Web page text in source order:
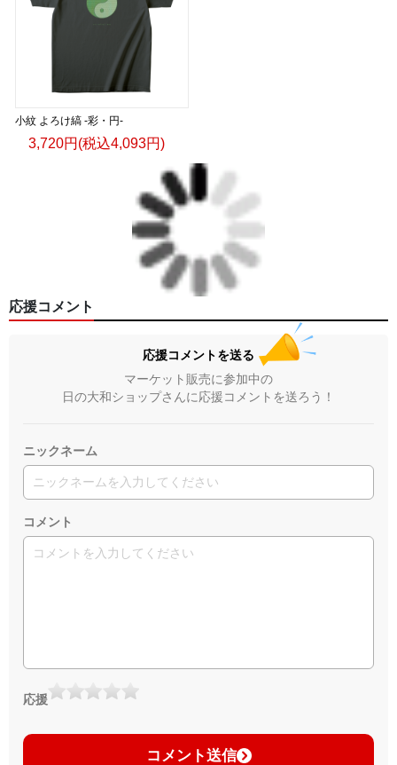
小紋 よろけ縞 -彩・円-
3,720円(税込4,093円)
応援コメント
応援コメントを送る
マーケット販売に参加中の
日の大和ショップさんに応援コメントを送ろう！
ニックネーム
コメント
応援
コメント送信